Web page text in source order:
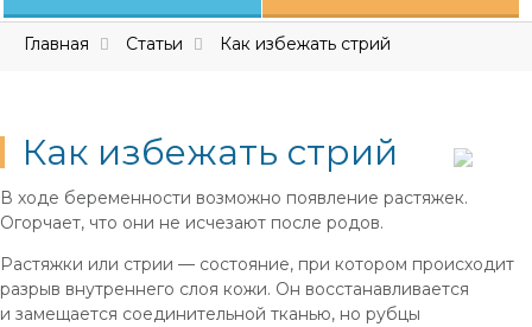
Главная Статьи Как избежать стрий
Как избежать стрий
В ходе беременности возможно появление растяжек.
Огорчает, что они не исчезают после родов.
Растяжки или стрии — состояние, при котором происходит
разрыв внутреннего слоя кожи. Он восстанавливается
и замещается соединительной тканью, но рубцы